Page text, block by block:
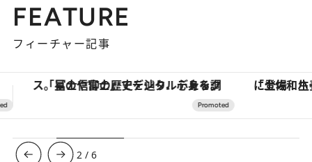
FEATURE
フィーチャー記事
「土佐和ハーブかき氷」がOMO7高知に登場！生姜、山椒、大葉など目にも舌にも涼を呼ぶ郷土の味 【夏限定ディナーコース】旬を
3 /6